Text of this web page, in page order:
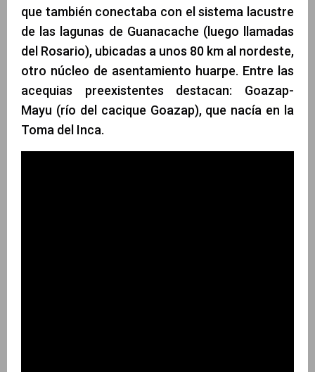
que también conectaba con el sistema lacustre
de las lagunas de Guanacache (luego llamadas
del Rosario), ubicadas a unos 80 km al nordeste,
otro núcleo de asentamiento huarpe. Entre las
acequias preexistentes destacan: Goazap-
Mayu (río del cacique Goazap), que nacía en la
Toma del Inca.